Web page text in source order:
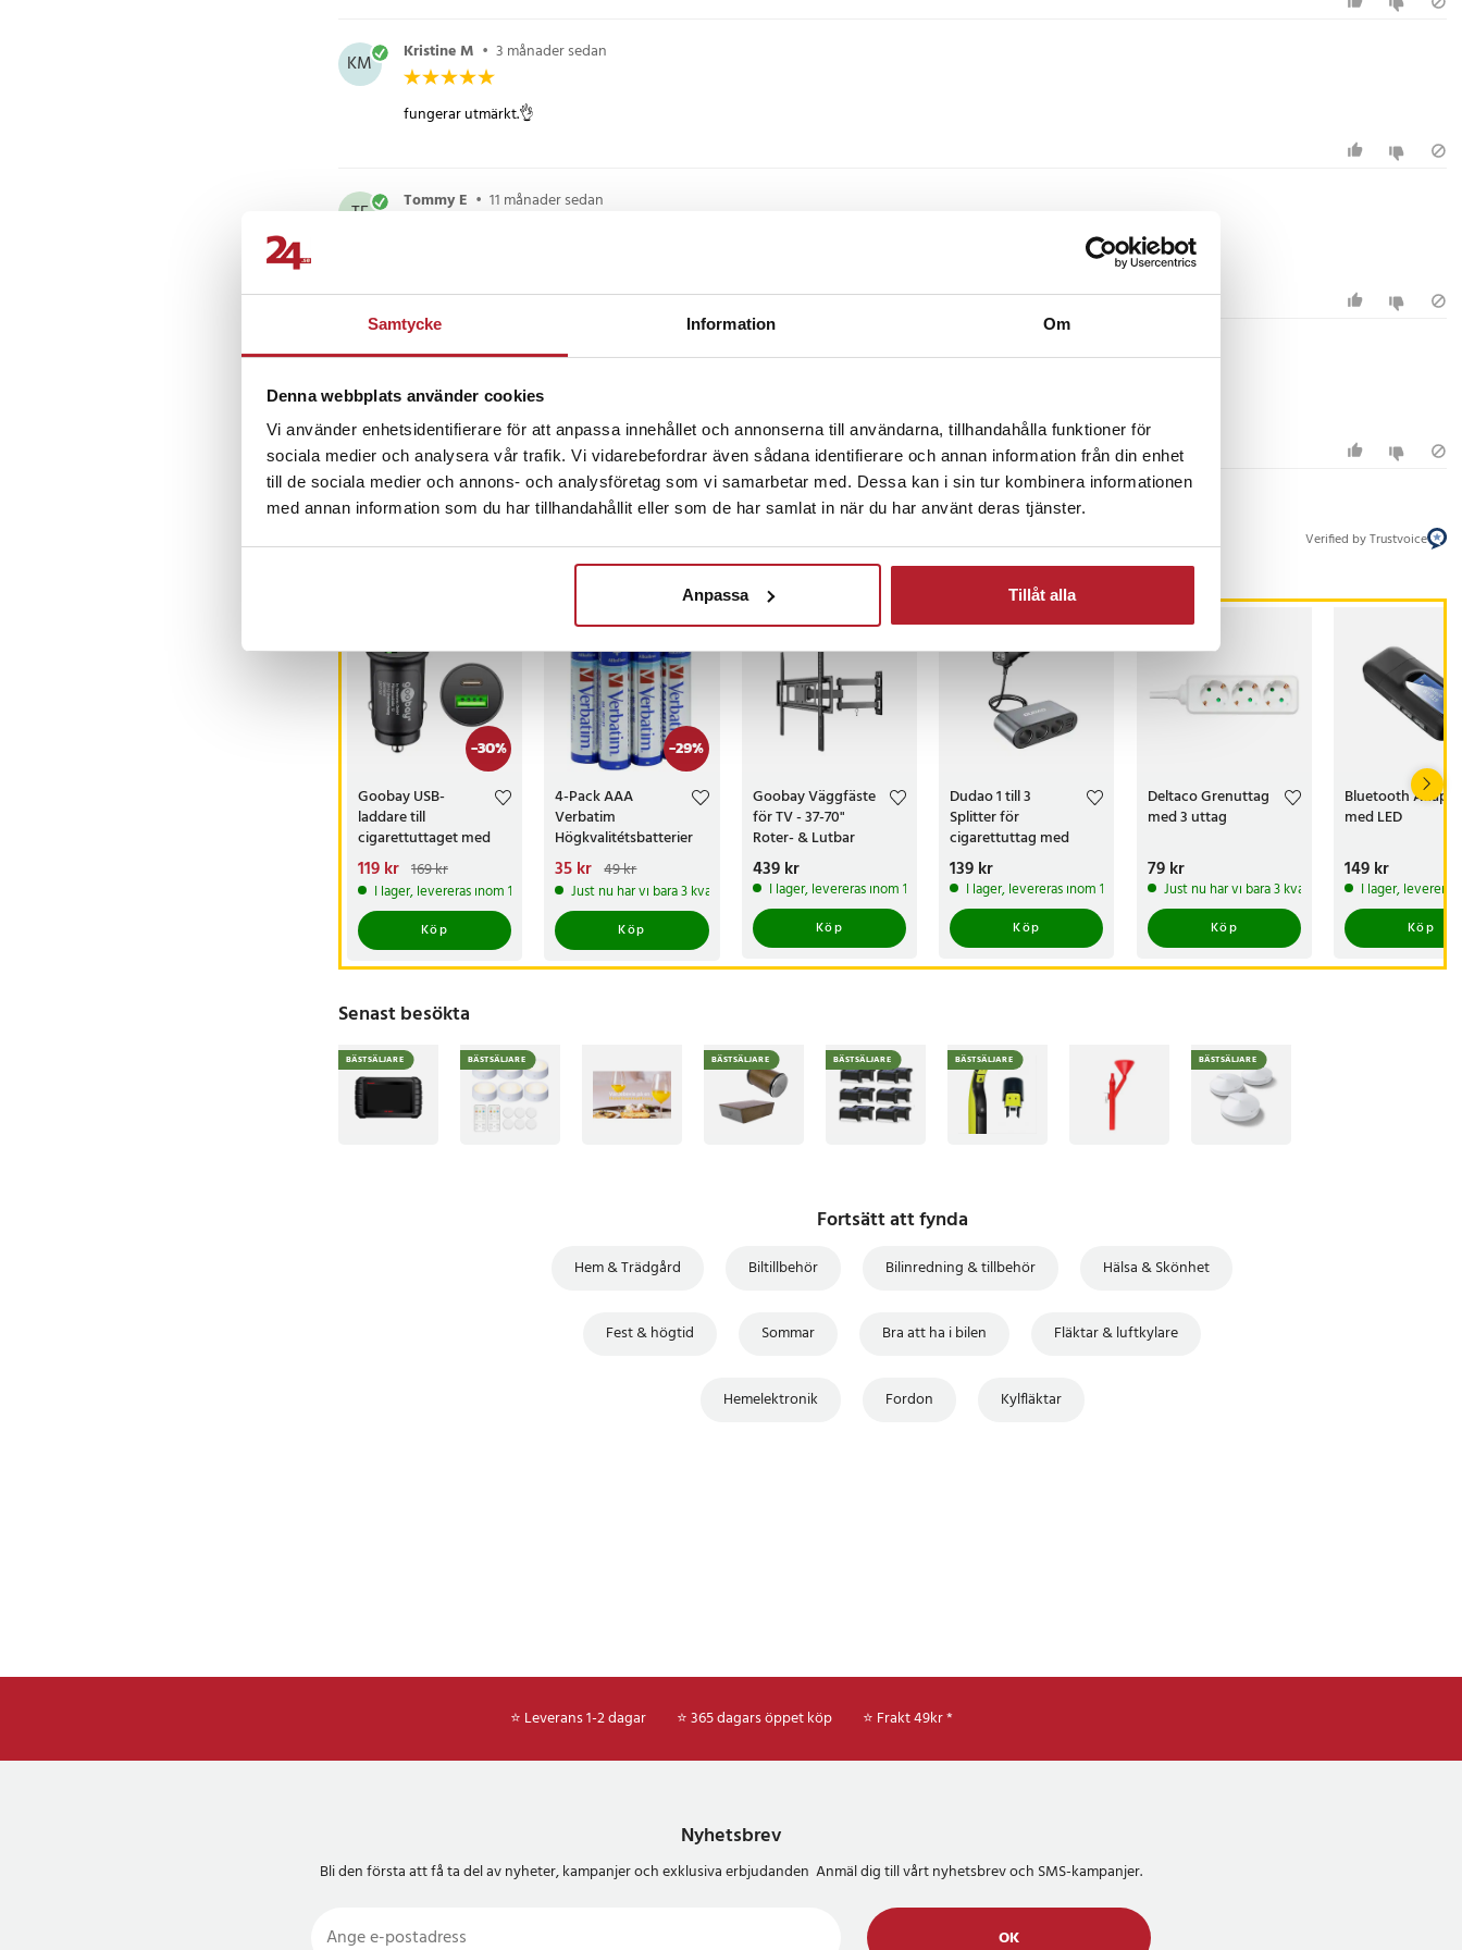
Samtycke Information Om
Denna webbplats använder cookies
Vi använder enhetsidentifierare för att anpassa innehållet och annonserna till användarna, tillhandahålla funktioner för
sociala medier och analysera vår trafik. Vi vidarebefordrar även sådana identifierare och annan information från din enhet
till de sociala medier och annons- och analysföretag som vi samarbetar med. Dessa kan i sin tur kombinera informationen
med annan information som du har tillhandahållit eller som de har samlat in när du har använt deras tjänster.
Anpassa Tillåt alla
KM Kristine M • 3 månader sedan
fungerar utmärkt.👌
TE Tommy E • 11 månader sedan
MO Mathias O•1 år sedan
Visa fler recensioner
Verified by Trustvoice
-30%
Goobay USB-
laddare till
cigarettuttaget med
USB-C PD och USB-A
QC3.0
Nuvarande pris
119 krTidigare pris:
169 kr
119 kr 169 kr
I lager, levereras inom 1-2 vardagar
Köp
-29%
4-Pack AAA
Verbatim
Högkvalitétsbatterier
Nuvarande pris
35 krTidigare pris:49 kr
35 kr 49 kr
Just nu har vi bara 3 kvar av denna produkt
Köp
Goobay Väggfäste
för TV - 37-70"
Roter- & Lutbar
Pris: 439 kr
439 kr
I lager, levereras inom 1-2 vardagar
Köp
Dudao 1 till 3
Splitter för
cigarettuttag med
2xUSB
Pris :139 kr
139 kr
I lager, levereras inom 1-2 vardagar
Köp
Deltaco Grenuttag
med 3 uttag
Pris:79 kr
79 kr
Just nu har vi bara 3 kvar av denna produkt
Köp
Bluetooth
med LED
Pris :149 kr
149 kr
I lager,
Köp
Senast besökta
BÄSTSÄLJARE BÄSTSÄLJARE BÄSTSÄLJARE BÄSTSÄLJARE BÄSTSÄLJARE BÄSTSÄLJARE
Fortsätt att fynda
Hem & Trädgård Biltillbehör Bilinredning & tillbehör Hälsa & Skönhet
Fest & högtid Sommar Bra att ha i bilen Fläktar & luftkylare
Hemelektronik Fordon Kylfläktar
⭐ Leverans 1-2 dagar ⭐ 365 dagars öppet köp ⭐ Frakt 49kr *
Nyhetsbrev
Bli den första att få ta del av nyheter, kampanjer och exklusiva erbjudanden Anmäl dig till vårt nyhetsbrev och SMS-kampanjer.
OK